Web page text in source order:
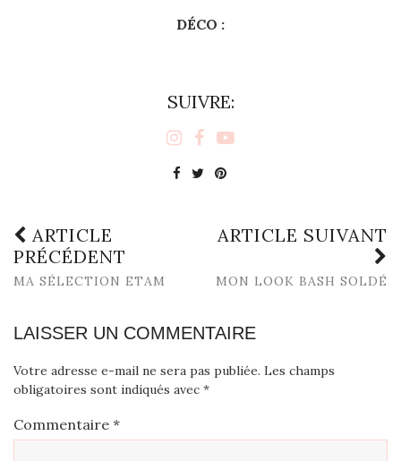
DÉCO :
SUIVRE:
ARTICLE
PRÉCÉDENT
MA SÉLECTION ETAM
ARTICLE SUIVANT
MON LOOK BASH SOLDÉ
LAISSER UN COMMENTAIRE
Votre adresse e-mail ne sera pas publiée. Les champs
obligatoires sont indiqués avec *
Commentaire *